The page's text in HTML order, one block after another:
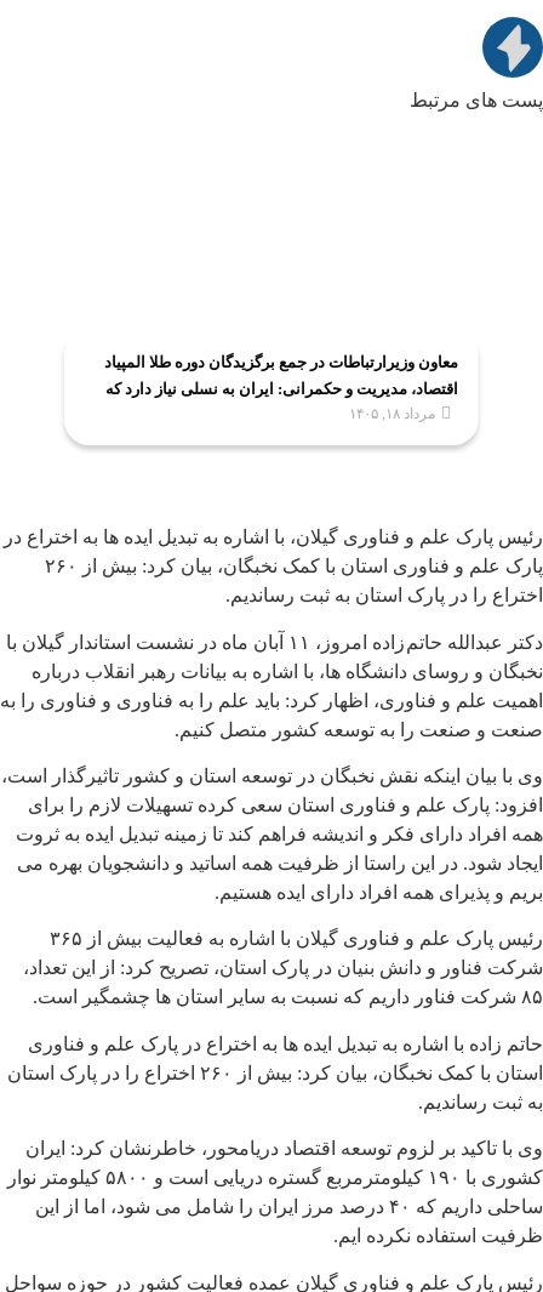
پست های مرتبط
معاون وزیرارتباطات در جمع برگزیدگان دوره طلا المپیاد
اقتصاد، مدیریت و حکمرانی: ایران به نسلی نیاز دارد که
اقتصاد را علمی و حکمرانی را مسئولانه بیاموزد
مرداد ۱۸, ۱۴۰۵
رئیس پارک علم و فناوری گیلان، با اشاره به تبدیل ایده ها به اختراع در
پارک علم و فناوری استان با کمک نخبگان، بیان کرد: بیش از ۲۶۰
اختراع را در پارک استان به ثبت رساندیم.
دکتر عبدالله حاتم زاده امروز، ۱۱ آبان ماه در نشست استاندار گیلان با
نخبگان و روسای دانشگاه ها، با اشاره به بیانات رهبر انقلاب درباره
اهمیت علم و فناوری، اظهار کرد: باید علم را به فناوری و فناوری را به
صنعت و صنعت را به توسعه کشور متصل کنیم.
وی با بیان اینکه نقش نخبگان در توسعه استان و کشور تاثیرگذار است،
افزود: پارک علم و فناوری استان سعی کرده تسهیلات لازم را برای
همه افراد دارای فکر و اندیشه فراهم کند تا زمینه تبدیل ایده به ثروت
ایجاد شود. در این راستا از ظرفیت همه اساتید و دانشجویان بهره می
بریم و پذیرای همه افراد دارای ایده هستیم.
رئیس پارک علم و فناوری گیلان با اشاره به فعالیت بیش از ۳۶۵
شرکت فناور و دانش بنیان در پارک استان، تصریح کرد: از این تعداد،
۸۵ شرکت فناور داریم که نسبت به سایر استان ها چشمگیر است.
حاتم زاده با اشاره به تبدیل ایده ها به اختراع در پارک علم و فناوری
استان با کمک نخبگان، بیان کرد: بیش از ۲۶۰ اختراع را در پارک استان
به ثبت رساندیم.
وی با تاکید بر لزوم توسعه اقتصاد دریامحور، خاطرنشان کرد: ایران
کشوری با ۱۹۰ کیلومترمربع گستره دریایی است و ۵۸۰۰ کیلومتر نوار
ساحلی داریم که ۴۰ درصد مرز ایران را شامل می شود، اما از این
ظرفیت استفاده نکرده ایم.
رئیس پارک علم و فناوری گیلان عمده فعالیت کشور در حوزه سواحل